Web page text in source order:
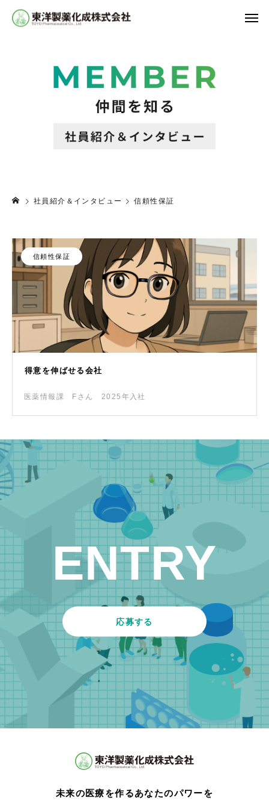
社員紹介＆インタビュー 信頼性保証
信頼性保証
得意を伸ばせる会社
医薬情報課 Fさん 2025年入社
ENTRY
応募する
未来の医療を作るあなたのパワーを